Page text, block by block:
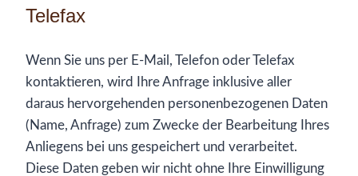
Telefax
Wenn Sie uns per E-Mail, Telefon oder Telefax
kontaktieren, wird Ihre Anfrage inklusive aller
daraus hervorgehenden personenbezogenen Daten
(Name, Anfrage) zum Zwecke der Bearbeitung Ihres
Anliegens bei uns gespeichert und verarbeitet.
Diese Daten geben wir nicht ohne Ihre Einwilligung